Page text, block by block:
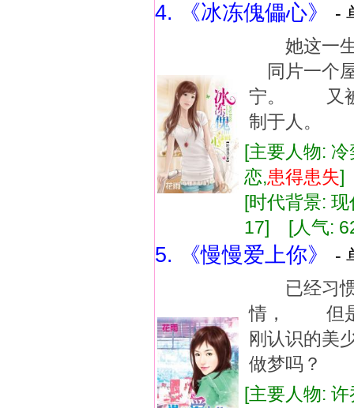
4. 《冰冻傀儡心》
-
她这一生
同片一个
宁。 又被
制于人。
[主要人物:
恋,患得患失
[时代背景:
17] [人气:
5. 《慢慢爱上你》
-
已经习惯
情， 但是
刚认识的
做梦吗？
[主要人物: